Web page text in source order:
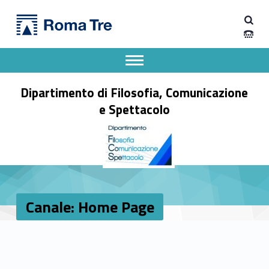
Canale: Home Page - Dipartimento di Filosofia, Comunicazione e Spettacolo
Dipartimento di Filosofia, Comunicazione
e Spettacolo
Apri il menu secondario
Header info sidebar
Canale: Home Page